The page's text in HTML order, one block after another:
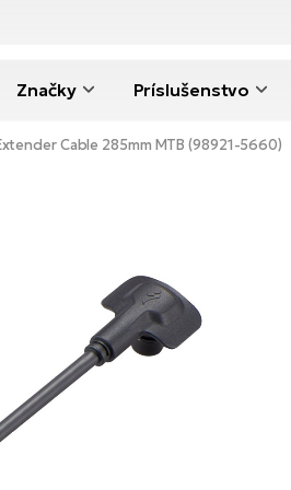
Značky Príslušenstvo
Cable 285mm MTB (98921-5660)